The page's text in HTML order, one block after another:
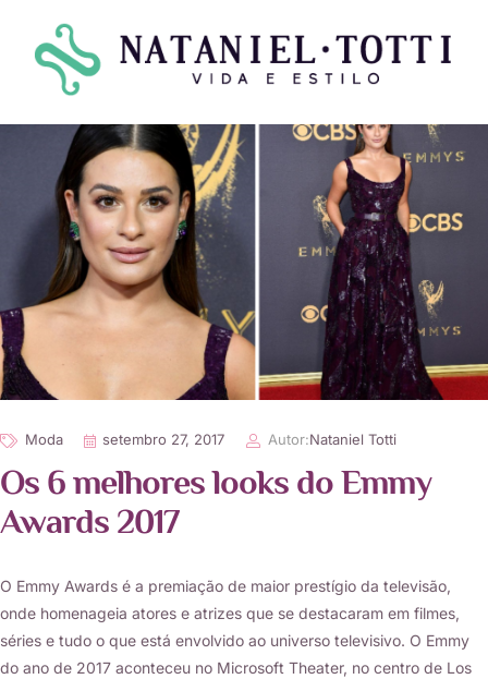
Moda setembro 27, 2017 Autor:Nataniel Totti
Os 6 melhores looks do Emmy
Awards 2017
O Emmy Awards é a premiação de maior prestígio da televisão,
onde homenageia atores e atrizes que se destacaram em filmes,
séries e tudo o que está envolvido ao universo televisivo. O Emmy
do ano de 2017 aconteceu no Microsoft Theater, no centro de Los